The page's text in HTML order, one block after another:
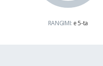
RANGIMI: e 5-ta